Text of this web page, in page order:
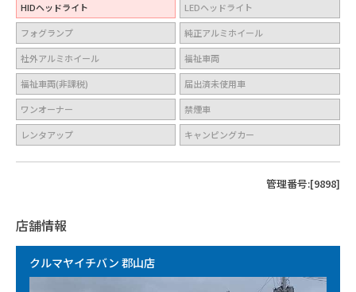
HIDヘッドライト
LEDヘッドライト
フォグランプ
純正アルミホイール
社外アルミホイール
福祉車両
福祉車両(非課税)
届出済未使用車
ワンオーナー
禁煙車
レンタアップ
キャンピングカー
管理番号:[9898]
店舗情報
クルマヤイチバン 郡山店